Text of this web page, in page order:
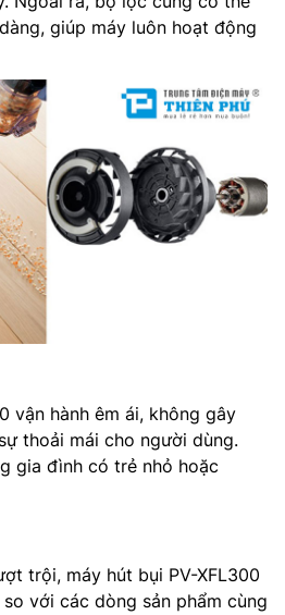
giúp máy luôn hoạt động
vận hành êm ái, không gây
thoải mái cho người dùng.
gia đình có trẻ nhỏ hoặc
trội, máy hút bụi PV-XFL300
với các dòng sản phẩm cùng